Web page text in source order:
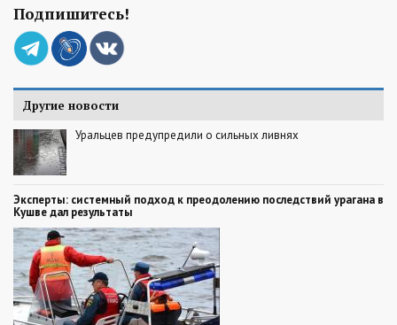
Подпишитесь!
Другие новости
Уральцев предупредили о сильных ливнях
Эксперты: системный подход к преодолению последствий урагана в
Кушве дал результаты